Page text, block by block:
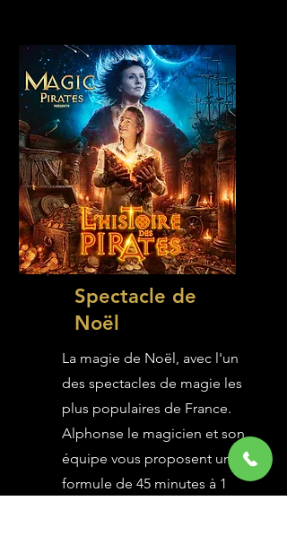
Spectacle de
Noël
La magie de Noël, avec l'un
des spectacles de magie les
plus populaires de France.
Alphonse le magicien et son
équipe vous proposent une
formule de 45 minutes à 1